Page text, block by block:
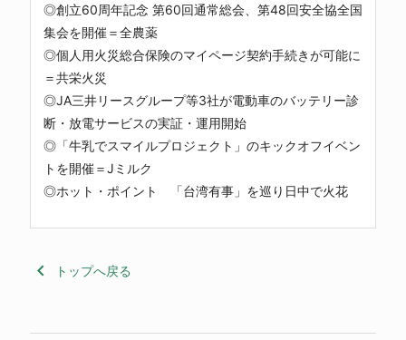
◎創立60周年記念 第60回通常総会、第48回安全協全国
集会を開催＝全農薬
◎個人用火災総合保険のマイページ契約手続きが可能に
＝共栄火災
◎JA三井リースグループ等3社が電動車のバッテリー診
断・放電サービスの実証・運用開始
◎「牛乳でスマイルプロジェクト」のキックオフイベン
トを開催＝Jミルク
◎ホット・ポイント 「台湾有事」を巡り日中で火花
keyboard_arrow_left トップへ戻る